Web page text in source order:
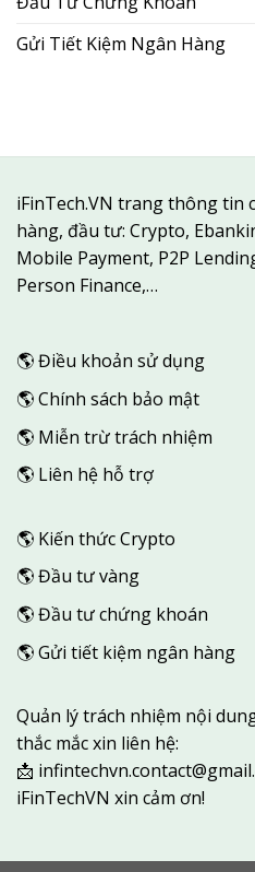
Gửi Tiết Kiệm Ngân Hàng
iFinTech.VN trang thông tin
hàng, đầu tư: Crypto,
Mobile Payment, P2P
Person Finance,…
🌎Điều khoản sử dụng
🌎Chính sách bảo mật
🌎 Miễn trừ trách nhiệm
🌎 Liên hệ hỗ trợ
🌎 Kiến thức Crypto
🌎Đầu tư vàng
🌎Đầu tư chứng khoán
🌎Gửi tiết kiệm ngân hàng
Quản lý trách nhiệm nội
thắc mắc xin liên hệ:
📩
iFinTechVN xin cảm ơn!